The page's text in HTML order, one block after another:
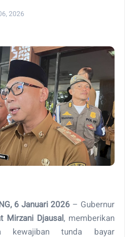
2026
6 Januari 2026 – Gubernur
Mirzani Djausal, memberikan
kewajiban tunda bayar